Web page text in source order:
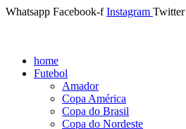
Whatsapp Facebook-f Instagram Twitter
home
Futebol
Amador
Copa América
Copa do Brasil
Copa do Nordeste